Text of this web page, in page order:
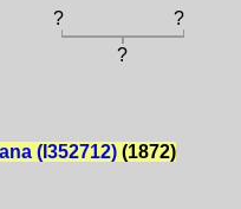
?
?
?
(I352712)(1872)